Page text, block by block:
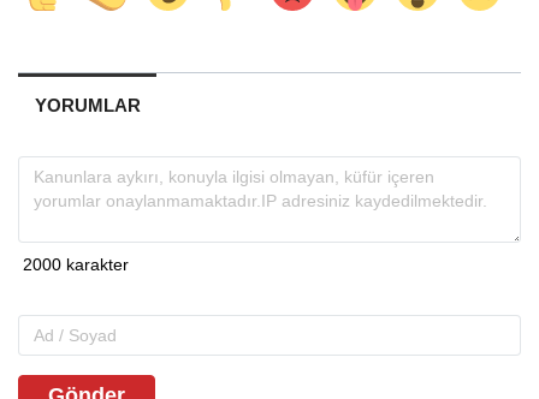
YORUMLAR